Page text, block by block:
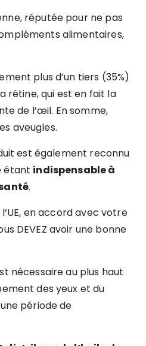
réputée pour ne pas
alimentaires,
plus d’un tiers (35%)
rétine, qui est en fait la
de l’œil. En somme,
aveugles.
est également reconnu
étant indispensable à
.
en accord avec votre
DEVEZ avoir une bonne
nécessaire au plus haut
des yeux et du
période de